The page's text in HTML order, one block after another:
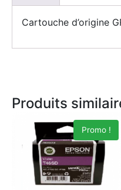
Cartouche d’origine
Produits
Promo !